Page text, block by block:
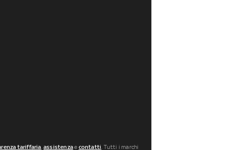
tariffaria,assistenzae contatti. Tutti i marchi